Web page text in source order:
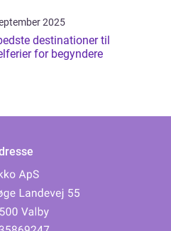
2025
destinationer til
for begyndere